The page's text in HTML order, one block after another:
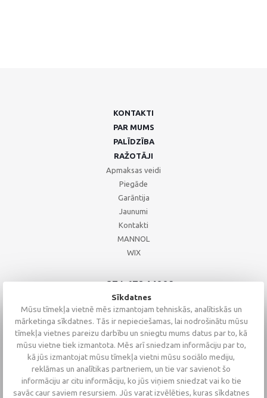
KONTAKTI
PAR MUMS
PALĪDZĪBA
RAŽOTĀJI
Apmaksas veidi
Piegāde
Garāntija
Jaunumi
Kontakti
MANNOL
WIX
+371 67244008
+371 67271055
+371 26002793
Sīkdatnes
Mūsu tīmekļa vietnē mēs izmantojam tehniskās, analītiskās un
mārketinga sīkdatnes. Tās ir nepieciešamas, lai nodrošinātu mūsu
tīmekļa vietnes pareizu darbību un sniegtu mums datus par to, kā
mūsu vietne tiek izmantota. Mēs arī sniedzam informāciju par to,
kā jūs izmantojat mūsu tīmekļa vietni mūsu sociālo mediju,
reklāmas un analītikas partneriem, un tie var savienot šo
informāciju ar citu informāciju, ko jūs viņiem sniedzat vai ko tie
savāc caur saviem resursiem. Jūs varat izvēlēties, kuras sīkdatnes